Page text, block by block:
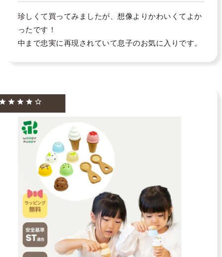
珍しくて買ってみましたが、想像よりかわいくてよか
ったです！
中まで忠実に再現されていて息子のお気に入りです。